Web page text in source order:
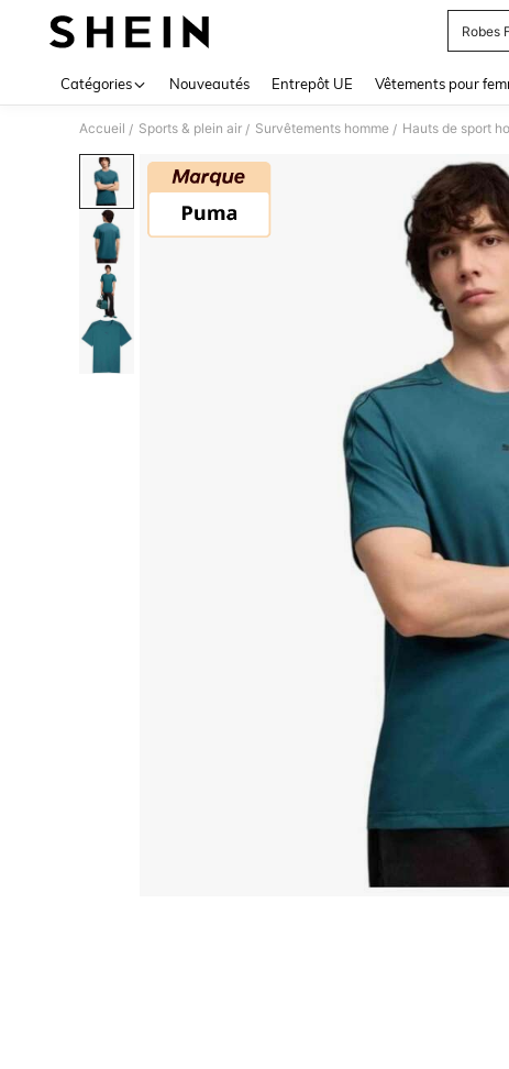
Robes
Catégories Nouveautés Entrepôt UE Vêtements pour
Accueil / Sports & plein air / Survêtements homme / Hauts de sport